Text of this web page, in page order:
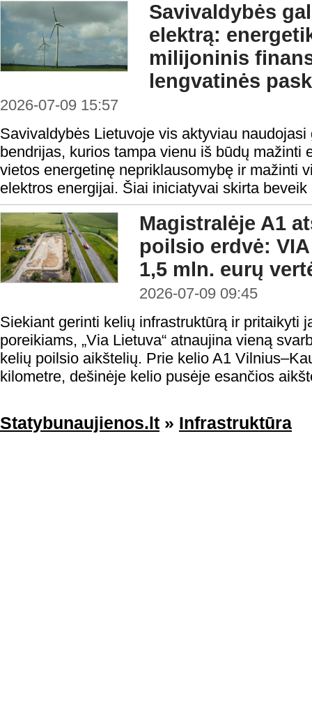
Savivaldybės
elektrą:
milijoninis
lengvatinės
2026-07-09 15:57
Savivaldybės Lietuvoje vis aktyviau
bendrijas, kurios tampa vienu iš būdų mažinti
vietos energetinę nepriklausomybę ir mažinti
elektros energijai. Šiai iniciatyvai skirta
Magistralėje A1
poilsio erdvė:
1,5 mln. eurų
2026-07-09 09:45
Siekiant gerinti kelių infrastruktūrą ir pritaikyti
poreikiams, „Via Lietuva“ atnaujina vieną
kelių poilsio aikštelių. Prie kelio A1
kilometre, dešinėje kelio pusėje esančios
Statybunaujienos.lt » Infrastruktūra